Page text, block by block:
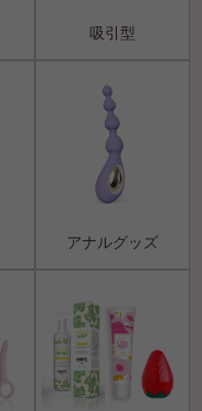
吸引型
アナルグッズ